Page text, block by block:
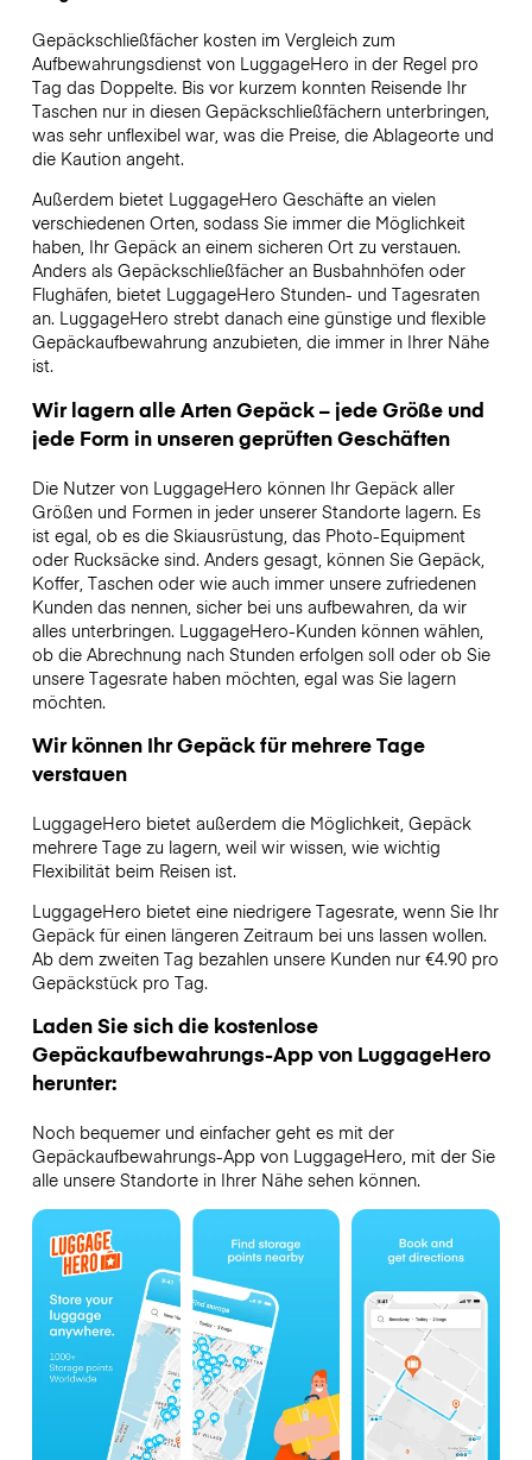
Gepäckschließfächer kosten im Vergleich zum
Aufbewahrungsdienst von LuggageHero in der Regel pro
Tag das Doppelte. Bis vor kurzem konnten Reisende Ihr
Taschen nur in diesen Gepäckschließfächern unterbringen,
was sehr unflexibel war, was die Preise, die Ablageorte und
die Kaution angeht.
Außerdem bietet LuggageHero Geschäfte an vielen
verschiedenen Orten, sodass Sie immer die Möglichkeit
haben, Ihr Gepäck an einem sicheren Ort zu verstauen.
Anders als Gepäckschließfächer an Busbahnhöfen oder
Flughäfen, bietet LuggageHero Stunden- und Tagesraten
an. LuggageHero strebt danach eine günstige und flexible
Gepäckaufbewahrung anzubieten, die immer in Ihrer Nähe
ist.
Wir lagern alle Arten Gepäck – jede Größe und
jede Form in unseren geprüften Geschäften
Die Nutzer von LuggageHero können Ihr Gepäck aller
Größen und Formen in jeder unserer Standorte lagern. Es
ist egal, ob es die Skiausrüstung, das Photo-Equipment
oder Rucksäcke sind. Anders gesagt, können Sie Gepäck,
Koffer, Taschen oder wie auch immer unsere zufriedenen
Kunden das nennen, sicher bei uns aufbewahren, da wir
alles unterbringen. LuggageHero-Kunden können wählen,
ob die Abrechnung nach Stunden erfolgen soll oder ob Sie
unsere Tagesrate haben möchten, egal was Sie lagern
möchten.
Wir können Ihr Gepäck für mehrere Tage
verstauen
LuggageHero bietet außerdem die Möglichkeit, Gepäck
mehrere Tage zu lagern, weil wir wissen, wie wichtig
Flexibilität beim Reisen ist.
LuggageHero bietet eine niedrigere Tagesrate, wenn Sie Ihr
Gepäck für einen längeren Zeitraum bei uns lassen wollen.
Ab dem zweiten Tag bezahlen unsere Kunden nur €4.90 pro
Gepäckstück pro Tag.
Laden Sie sich die kostenlose
Gepäckaufbewahrungs-App von LuggageHero
herunter:
Noch bequemer und einfacher geht es mit der
Gepäckaufbewahrungs-App von LuggageHero, mit der Sie
alle unsere Standorte in Ihrer Nähe sehen können.